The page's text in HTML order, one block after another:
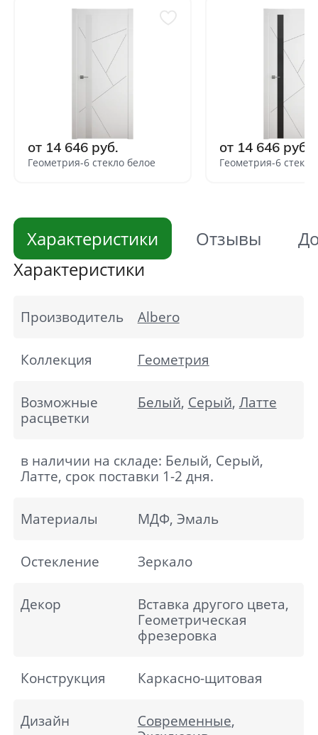
от 14 646 руб.
Геометрия-6 стекло белое
от 14 646 руб.
Геометрия-6
Характеристики Отзывы
Характеристики
Производитель Albero
Коллекция Геометрия
Возможные
расцветки
Белый, Серый, Латте
в наличии на складе: Белый, Серый,
Латте, срок поставки 1-2 дня.
Материалы МДФ, Эмаль
Остекление Зеркало
Декор
Вставка другого цвета,
Геометрическая
фрезеровка
Конструкция Каркасно-щитовая
Дизайн Современные,